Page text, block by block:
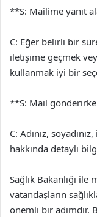
**S: Mailime yanıt
C: Eğer belirli bir
iletişime geçmek
kullanmak iyi bir
**S: Mail
C: Adınız,
hakkında detaylı
Sağlık Bakanlığı
vatandaşların
önemli bir adımdır.